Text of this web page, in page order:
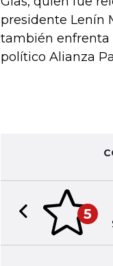
presidente Lenín
también enfrenta
político Alianza
5
Previous slide